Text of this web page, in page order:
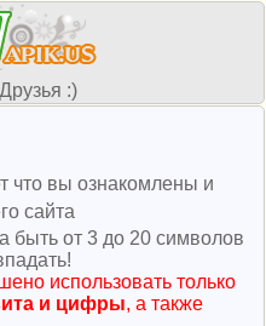
:)
что вы ознакомлены и
сайта
быть от 3 до 20 символов
использовать только
и цифры, а также